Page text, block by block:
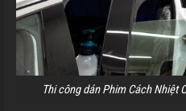
Thi công dán Phim Cách Nhiệt